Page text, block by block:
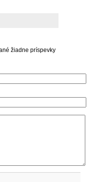
žiadne príspevky